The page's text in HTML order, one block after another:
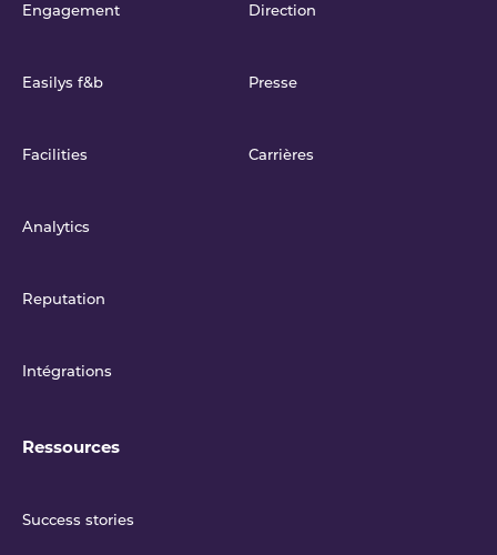
Engagement
Easilys f&b
Facilities
Analytics
Reputation
Intégrations
Direction
Presse
Carrières
Ressources
Success stories